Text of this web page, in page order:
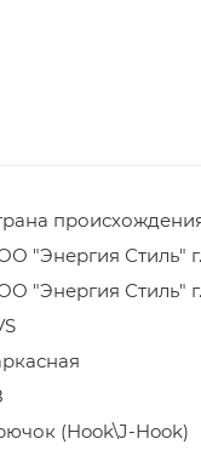
"Энергия Стиль"
"Энергия Стиль"
(Hook\J-Hook)